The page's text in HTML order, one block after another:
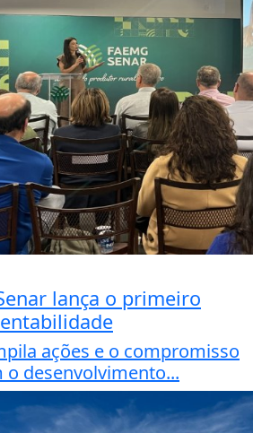
lança o primeiro
ações e o compromisso
desenvolvimento...